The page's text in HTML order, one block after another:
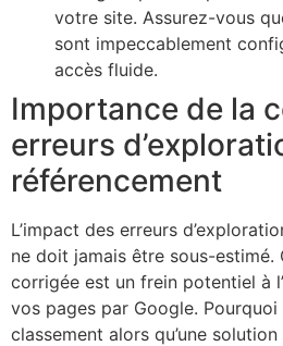
votre site. Assurez-vous
sont impeccablement
accès fluide.
Importance de la
erreurs
référencement
L’impact des erreurs
ne doit jamais être sous-estimé.
corrigée est un frein potentiel à
vos pages par Google.
classement alors qu’une